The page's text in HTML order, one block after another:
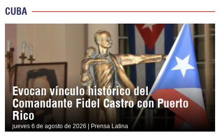
CUBA
Evocan vínculo histórico del
Comandante Fidel Castro con Puerto
Rico
jueves 6 de agosto de 2026 | Prensa Latina